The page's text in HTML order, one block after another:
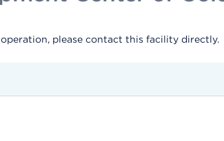
please contact this facility directly.